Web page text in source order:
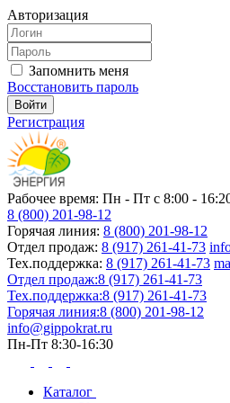
Авторизация
Запомнить меня
Восстановить пароль
Регистрация
Рабочее время: Пн - Пт с 8:00 -
8 (800) 201-98-12
Горячая линия: 8 (800) 201-98-12
Отдел продаж: 8 (917) 261-41-73
Тех.поддержка: 8 (917) 261-41-73
Отдел продаж:8 (917) 261-41-73
Тех.поддержка:8 (917) 261-41-73
Горячая линия:8 (800) 201-98-12
info@gippokrat.ru
Пн-Пт 8:30-16:30
Каталог